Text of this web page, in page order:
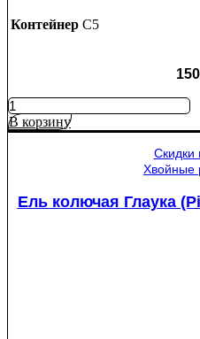
Контейнер C5
Количество
товара
Яблоня
В корзину
Скидки
Хвойные
Ель колючая Глаука